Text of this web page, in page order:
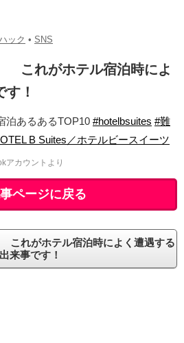
ック • SNS
これがホテル宿泊時によ
す！
泊あるあるTOP10 #hotelbsuites #難
B Suites／ホテルビースイーツ
アカウントより
ページに戻る
これがホテル宿泊時によく遭遇する
出来事です！